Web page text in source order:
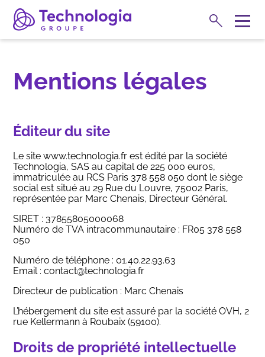
Rechercher
e
Formations
Nos applications et outils
Qui sommes-nous
Mentions légales
Éditeur du site
Le site www.technologia.fr est édité par la société
Technologia, SAS au capital de 225 000 euros,
immatriculée au RCS Paris 378 558 050 dont le siège
social est situé au 29 Rue du Louvre, 75002 Paris,
représentée par Marc Chenais, Directeur Général.
SIRET : 37855805000068
Numéro de TVA intracommunautaire : FR05 378 558
050
Numéro de téléphone : 01.40.22.93.63
Email :contact@technologia.fr
Directeur de publication : Marc Chenais
L’hébergement du site est assuré par la société OVH, 2
rue Kellermann à Roubaix (59100).
Droits de propriété intellectuelle